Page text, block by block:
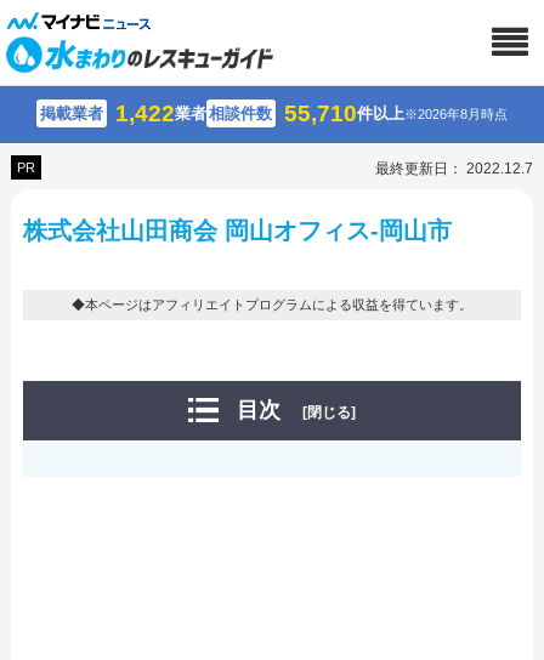
掲載業者 1,422業者相談件数 55,710件以上※2026年8月時点
PR 最終更新日： 2022.12.7
株式会社山田商会 岡山オフィス-岡山市
◆本ページはアフィリエイトプログラムによる収益を得ています。
目次 [閉じる]